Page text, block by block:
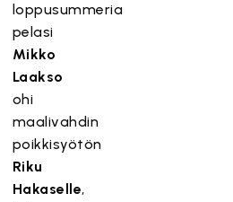
loppusummeria
pelasi
Mikko
Laakso
ohi
maalivahdin
poikkisyötön
Riku
Hakaselle,